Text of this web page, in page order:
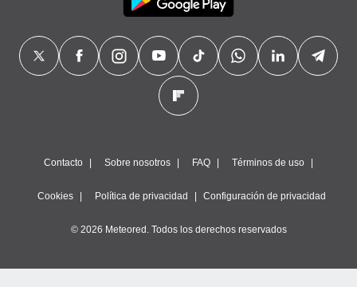
Contacto Sobre nosotros FAQ Términos de uso
Cookies Política de privacidad Configuración de privacidad
© 2026 Meteored. Todos los derechos reservados